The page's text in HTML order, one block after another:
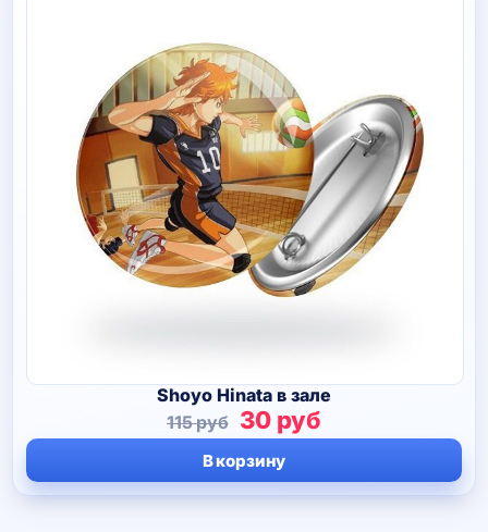
Shoyo Hinata в зале
115руб Первоначальная
цена
составляла
115 руб.
30 рубТекущая
цена:
30 руб.
В корзину